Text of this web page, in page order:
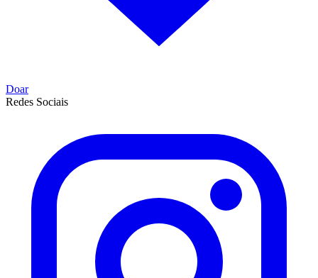
Doar
Redes Sociais